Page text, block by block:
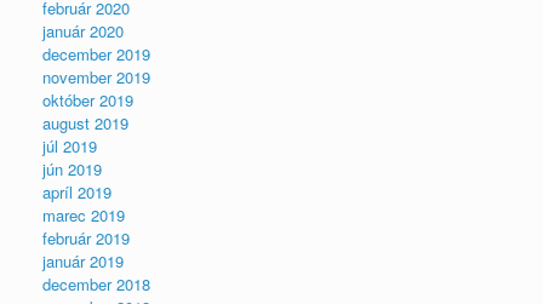
február 2020
január 2020
december 2019
november 2019
október 2019
august 2019
júl 2019
jún 2019
apríl 2019
marec 2019
február 2019
január 2019
december 2018